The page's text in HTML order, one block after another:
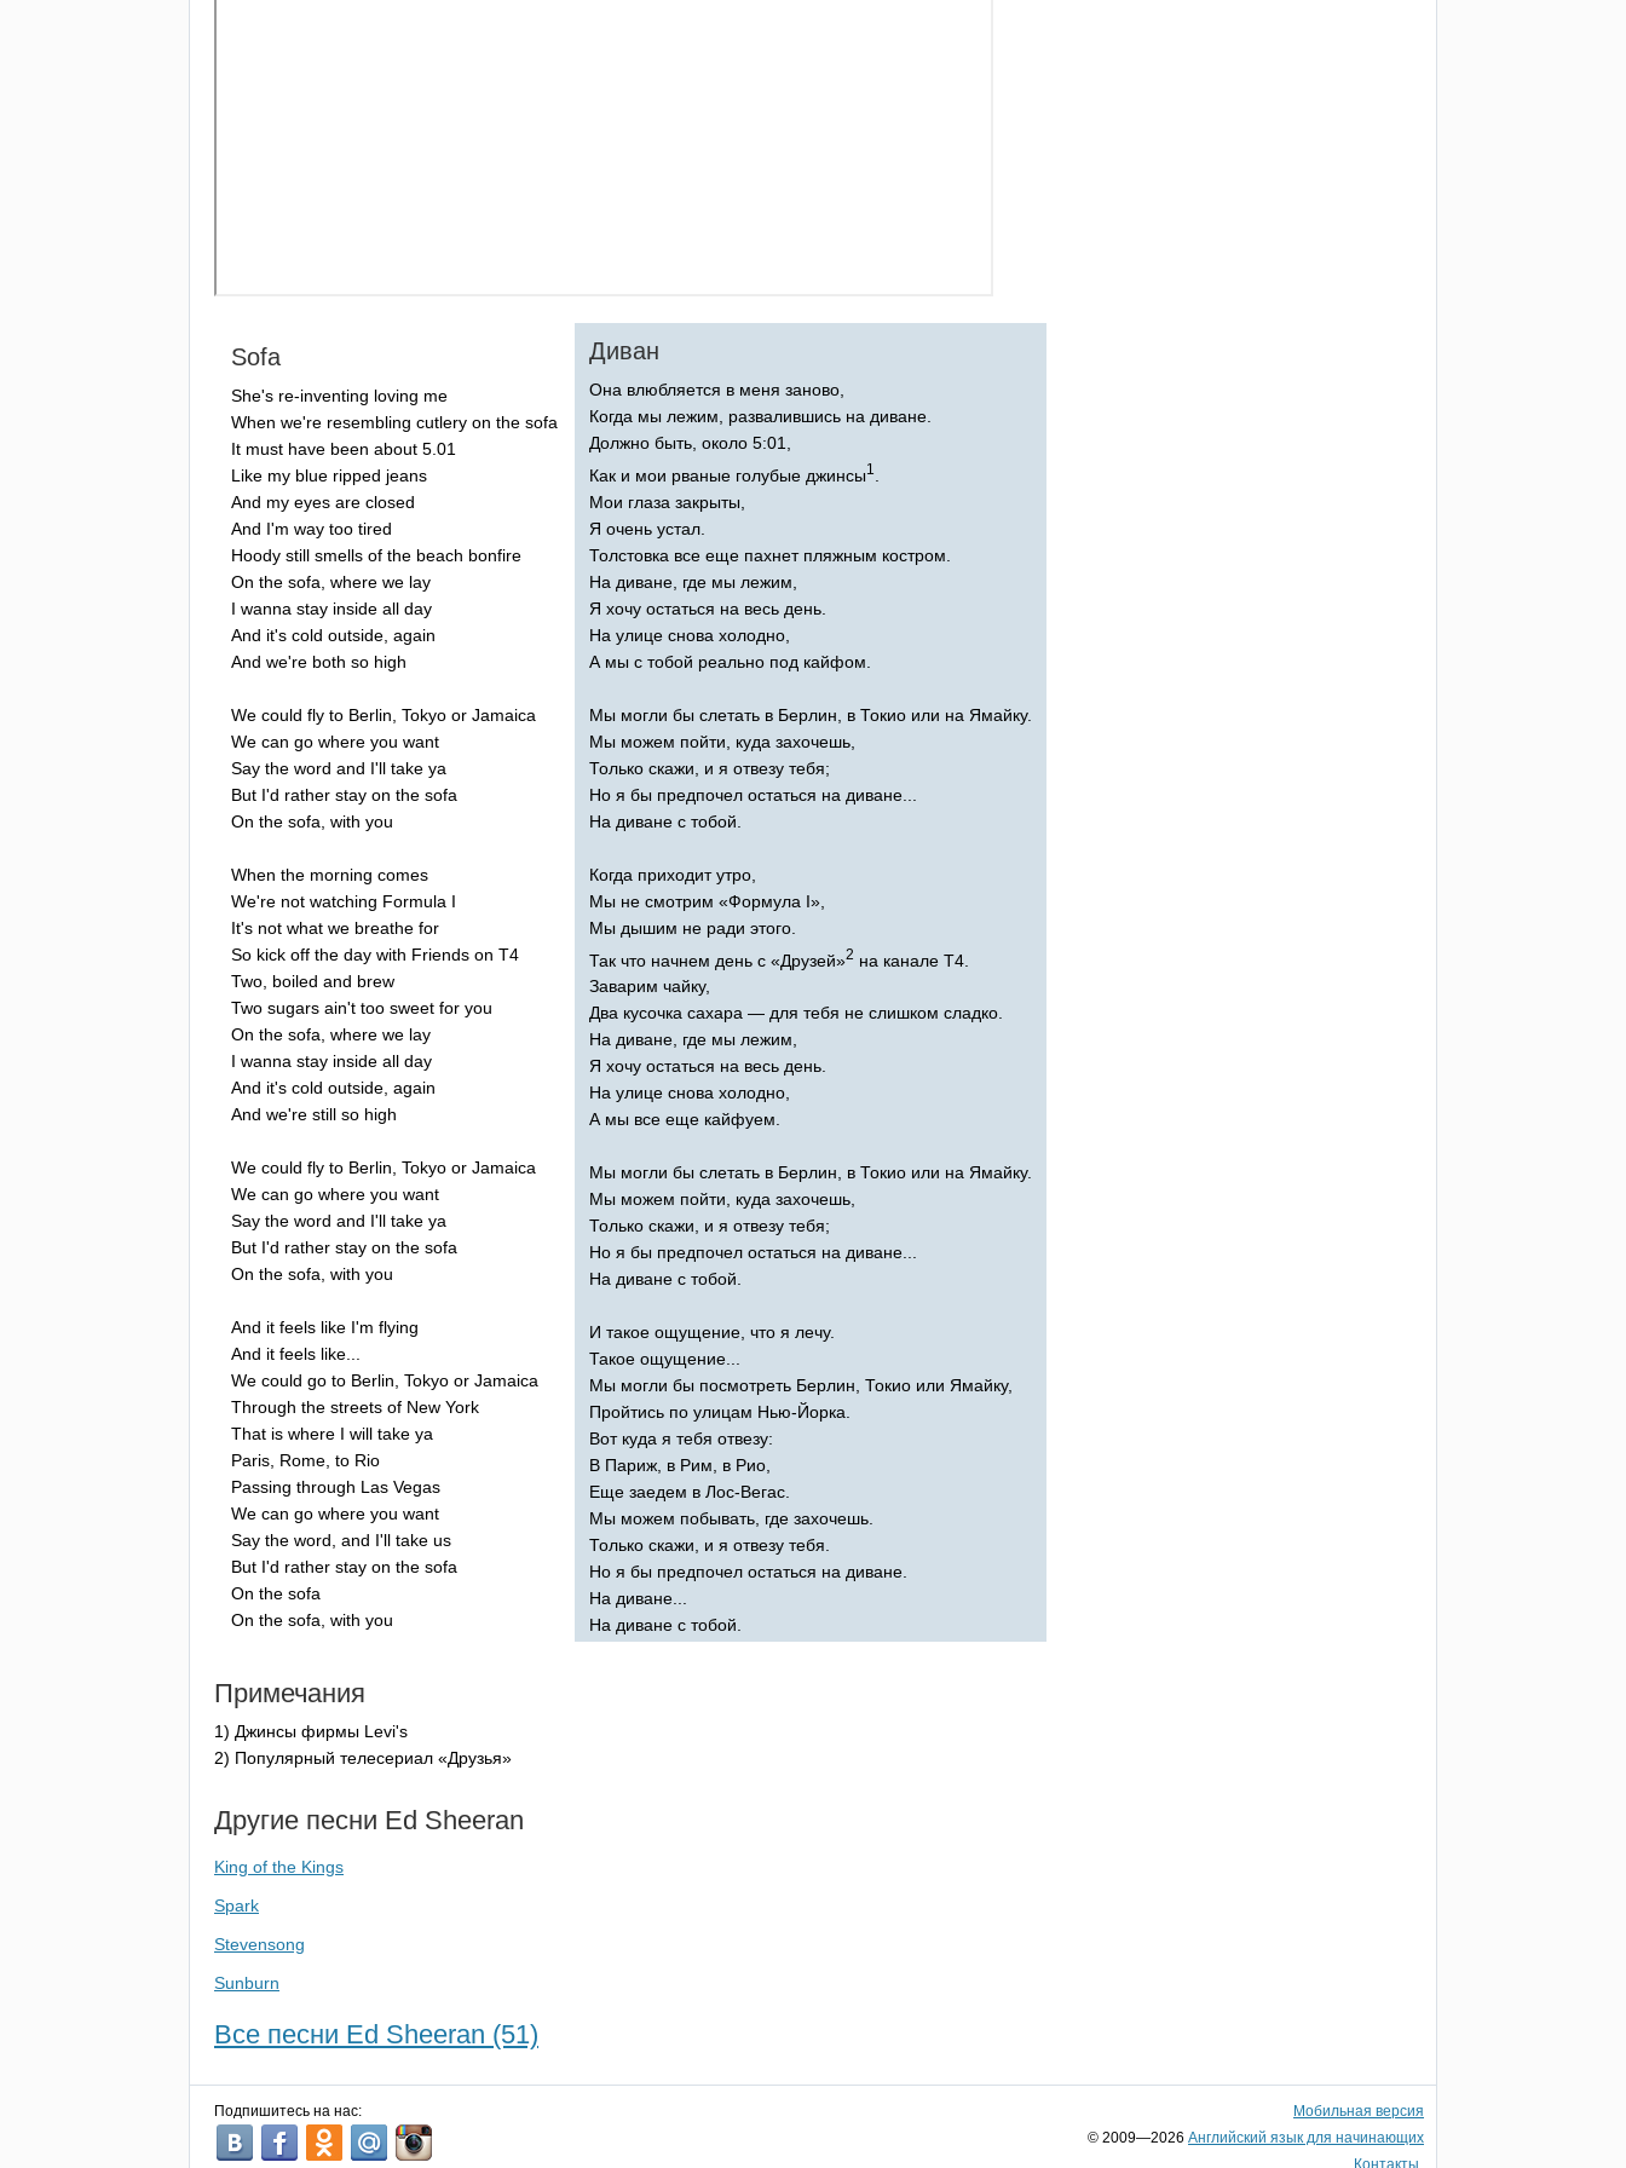
Sofa
She's re-inventing loving me
When we're resembling cutlery on the sofa
It must have been about 5.01
Like my blue ripped jeans
And my eyes are closed
And I'm way too tired
Hoody still smells of the beach bonfire
On the sofa where we lay
I wanna stay inside all day
And it's cold outside again
And we're both so high
We could fly to Berlin Tokyo or Jamaica
We can go where you want
Say the word and I'll take ya
But I'd rather stay on the sofa
On the sofa with you
When the morning comes
We're not watching Formula I
It's not what we breathe for
So kick off the day with Friends on T4
Two boiled and brew
Two sugars ain't too sweet for you
On the sofa where we lay
I wanna stay inside all day
And it's cold outside again
And we're still so high
We could fly to Berlin Tokyo or Jamaica
We can go where you want
Say the word and I'll take ya
But I'd rather stay on the sofa
On the sofa with you
And it feels like I'm flying
And it feels like
We could go to Berlin Tokyo or Jamaica
Through the streets of New York
That is where I will take ya
Paris Rome to Rio
Passing through Las Vegas
We can go where you want
Say the word and I'll take us
But I'd rather stay on the sofa
On the sofa
On the sofa with you
Диван
Она влюбляется в меня заново,
Когда мы лежим, развалившись на диване.
Должно быть, около 5:01,
Как и мои рваные голубые джинсы1
Мои глаза закрыты,
Я очень устал.
Толстовка все еще пахнет пляжным костром.
На диване, где мы лежим,
Я хочу остаться на весь день.
На улице снова холодно,
А мы с тобой реально под кайфом.
Мы могли бы слетать в Берлин, в Токио или на Ямайку.
Мы можем пойти, куда захочешь,
Только скажи, и я отвезу тебя;
Но я бы предпочел остаться на диване...
На диване с тобой.
Когда приходит утро,
Мы не смотрим «Формула I»,
Мы дышим не ради этого.
Так что начнем день с «Друзей»2 на канале Т4.
Заварим чайку,
Два кусочка сахара — для тебя не слишком сладко.
На диване, где мы лежим,
Я хочу остаться на весь день.
На улице снова холодно,
А мы все еще кайфуем.
Мы могли бы слетать в Берлин, в Токио или на Ямайку.
Мы можем пойти, куда захочешь,
Только скажи, и я отвезу тебя;
Но я бы предпочел остаться на диване...
На диване с тобой.
И такое ощущение, что я лечу.
Такое ощущение...
Мы могли бы посмотреть Берлин, Токио или Ямайку,
Пройтись по улицам Нью-Йорка.
Вот куда я тебя отвезу:
В Париж, в Рим, в Рио,
Еще заедем в Лос-Вегас.
Мы можем побывать, где захочешь.
Только скажи, и я отвезу тебя.
Но я бы предпочел остаться на диване.
На диване...
На диване с тобой.
Примечания
1) Джинсы фирмы Levi's
2) Популярный телесериал «Друзья»
Другие песни Ed Sheeran
King of the Kings
Spark
Stevensong
Sunburn
Все песни Ed Sheeran (51)
Подпишитесь на нас:
Мобильная версия
© 2009—2026 Английский язык для начинающих
Контакты